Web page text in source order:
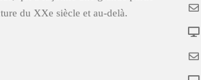
du XXe siècle et au-delà.